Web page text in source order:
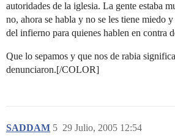
autoridades de la iglesia. La gente estaba
no, ahora se habla y no se les tiene miedo y
del infierno para quienes hablen en contra
Que lo sepamos y que nos de rabia
denunciaron.[/COLOR]
SADDAM 29 Julio, 2005 12:54
5